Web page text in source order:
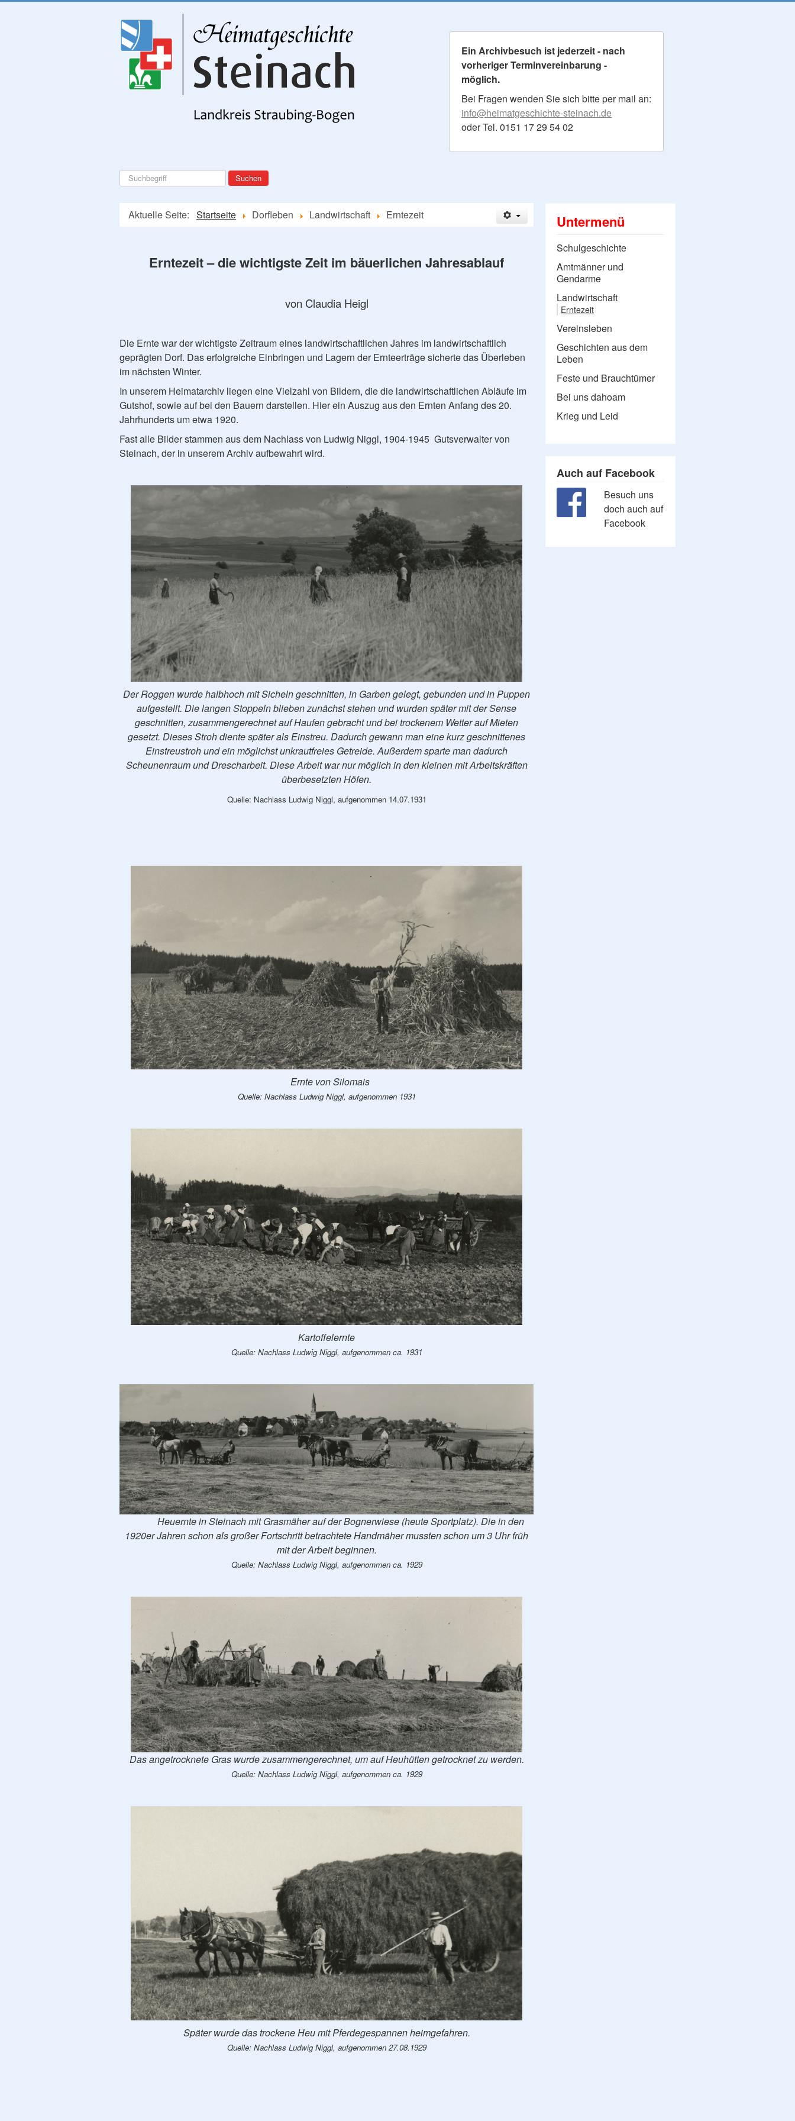
Ein Archivbesuch ist jederzeit - nach
vorheriger Terminvereinbarung -
möglich.
Bei Fragen wenden Sie sich bitte per mail an:
info@heimatgeschichte-steinach.de
oder Tel. 0151 17 29 54 02
Suchen
...
Suchen
Aktuelle Seite: Startseite Dorfleben Landwirtschaft Erntezeit
Erntezeit – die wichtigste Zeit im bäuerlichen Jahresablauf
von Claudia Heigl
Die Ernte war der wichtigste Zeitraum eines landwirtschaftlichen Jahres im landwirtschaftlich
geprägten Dorf. Das erfolgreiche Einbringen und Lagern der Ernteerträge sicherte das Überleben
im nächsten Winter.
In unserem Heimatarchiv liegen eine Vielzahl von Bildern, die die landwirtschaftlichen Abläufe im
Gutshof, sowie auf bei den Bauern darstellen. Hier ein Auszug aus den Ernten Anfang des 20.
Jahrhunderts um etwa 1920.
Fast alle Bilder stammen aus dem Nachlass von Ludwig Niggl, 1904-1945 Gutsverwalter von
Steinach, der in unserem Archiv aufbewahrt wird.
Der Roggen wurde halbhoch mit Sicheln geschnitten, in Garben gelegt, gebunden und in Puppen
aufgestellt. Die langen Stoppeln blieben zunächst stehen und wurden später mit der Sense
geschnitten, zusammengerechnet auf Haufen gebracht und bei trockenem Wetter auf Mieten
gesetzt. Dieses Stroh diente später als Einstreu. Dadurch gewann man eine kurz geschnittenes
Einstreustroh und ein möglichst unkrautfreies Getreide. Außerdem sparte man dadurch
Scheunenraum und Drescharbeit. Diese Arbeit war nur möglich in den kleinen mit Arbeitskräften
überbesetzten Höfen.
Quelle: Nachlass Ludwig Niggl, aufgenommen 14.07.1931
Ernte von Silomais
Quelle: Nachlass Ludwig Niggl, aufgenommen 1931
Kartoffelernte
Quelle: Nachlass Ludwig Niggl, aufgenommen ca. 1931
Heuernte in Steinach mit Grasmäher auf der Bognerwiese (heute Sportplatz). Die in den
1920er Jahren schon als großer Fortschritt betrachtete Handmäher mussten schon um 3 Uhr früh
mit der Arbeit beginnen.
Quelle: Nachlass Ludwig Niggl, aufgenommen ca. 1929
Das angetrocknete Gras wurde zusammengerechnet, um auf Heuhütten getrocknet zu werden.
Quelle: Nachlass Ludwig Niggl, aufgenommen ca. 1929
Später wurde das trockene Heu mit Pferdegespannen heimgefahren.
Quelle: Nachlass Ludwig Niggl, aufgenommen 27.08.1929
Untermenü
Schulgeschichte
Amtmänner und
Gendarme
Landwirtschaft
Erntezeit
Vereinsleben
Geschichten aus dem
Leben
Feste und Brauchtümer
Bei uns dahoam
Krieg und Leid
Auch auf Facebook
Besuch uns
doch auch auf
Facebook